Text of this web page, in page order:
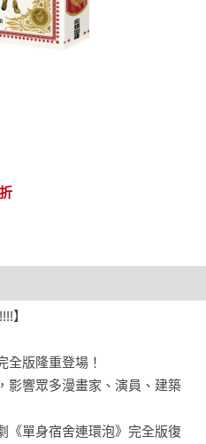
】
全版隆重登場！
影響眾多漫畫家、演員、建築
《單身宿舍連環泡》完全版復